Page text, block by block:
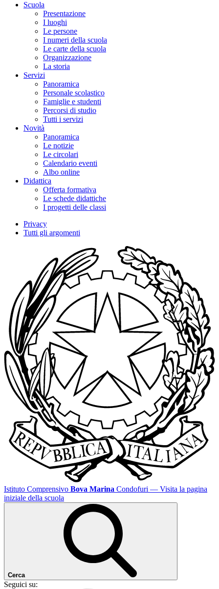
Scuola
Presentazione
I luoghi
Le persone
I numeri della scuola
Le carte della scuola
Organizzazione
La storia
Servizi
Panoramica
Personale scolastico
Famiglie e studenti
Percorsi di studio
Tutti i servizi
Novità
Panoramica
Le notizie
Le circolari
Calendario eventi
Albo online
Didattica
Offerta formativa
Le schede didattiche
I progetti delle classi
Privacy
Tutti gli argomenti
Istituto Comprensivo Bova Marina Condofuri — Visita la pagina
iniziale della scuola
Cerca
Seguici su: